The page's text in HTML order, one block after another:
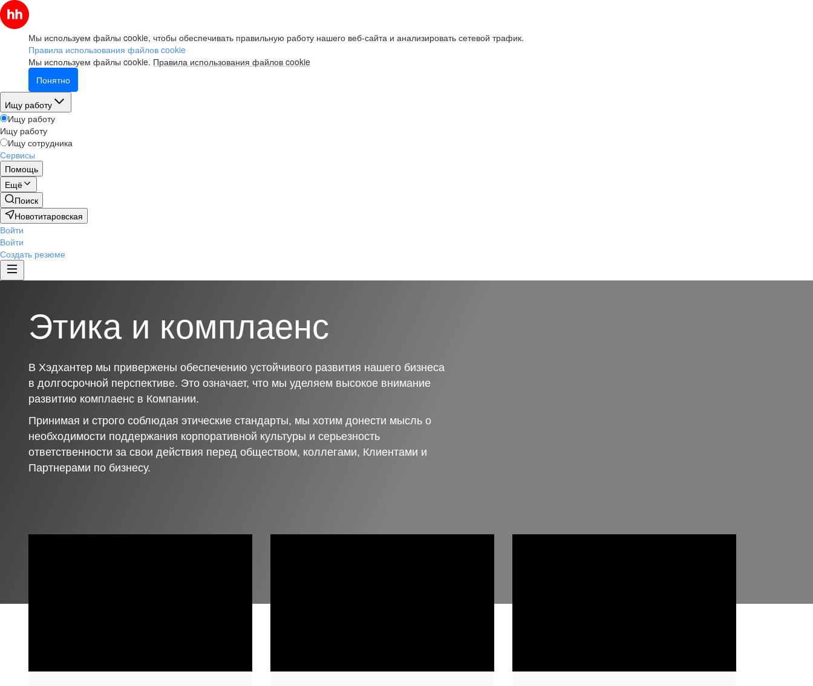
Мы используем файлы cookie, чтобы обеспечивать правильную работу нашего веб-сайта и анализировать сетевой трафик.
Правила использования файлов cookie
Мы используем файлы cookie. Правила использования файлов cookie
Понятно
Ищу работу
Ищу работу
Ищу работу
Ищу сотрудника
Сервисы
Помощь
Ещё
Поиск
Новотитаровская
Войти
Войти
Создать резюме
Этика и комплаенс
В Хэдхантер мы привержены обеспечению устойчивого развития нашего бизнеса
в долгосрочной перспективе. Это означает, что мы уделяем высокое внимание
развитию комплаенс в Компании.
Принимая и строго соблюдая этические стандарты, мы хотим донести мысль о
необходимости поддержания корпоративной культуры и серьезность
ответственности за свои действия перед обществом, коллегами, Клиентами и
Партнерами по бизнесу.